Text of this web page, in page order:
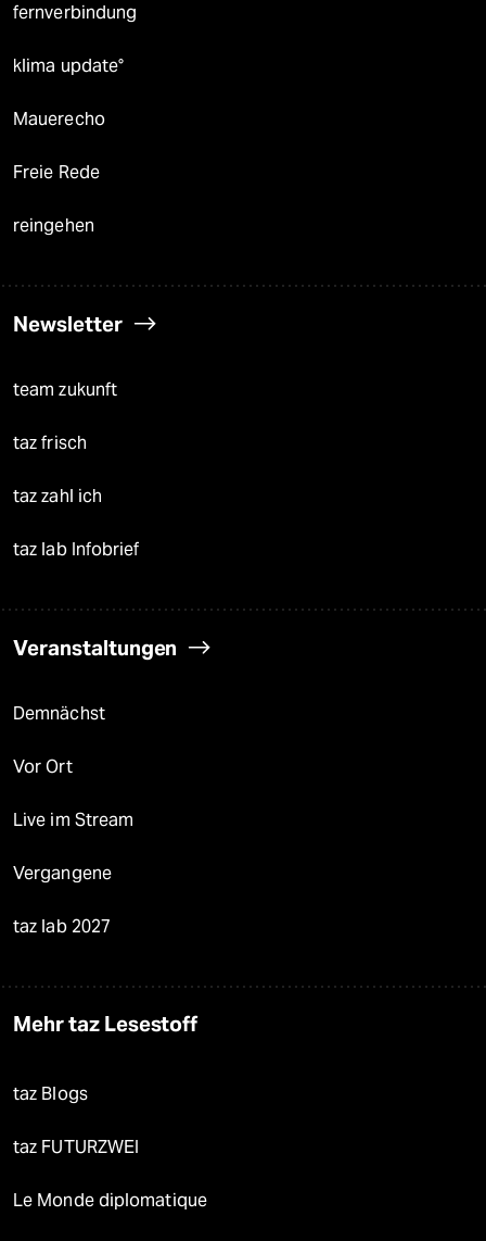
fernverbindung
klima update°
Mauerecho
Freie Rede
reingehen
Newsletter
team zukunft
taz frisch
taz zahl ich
taz lab Infobrief
Veranstaltungen
Demnächst
Vor Ort
Live im Stream
Vergangene
taz lab 2027
Mehr taz Lesestoff
taz Blogs
taz FUTURZWEI
Le Monde diplomatique